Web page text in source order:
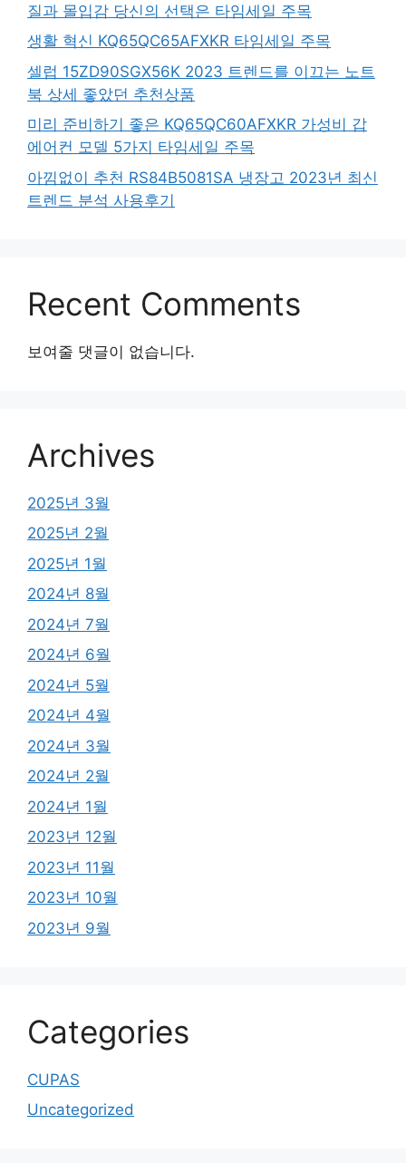
질과 몰입감 당신의 선택은 타임세일 주목
생활 혁신 KQ65QC65AFXKR 타임세일 주목
셀럽 15ZD90SGX56K 2023 트렌드를 이끄는 노트
북 상세 좋았던 추천상품
미리 준비하기 좋은 KQ65QC60AFXKR 가성비 갑
에어컨 모델 5가지 타임세일 주목
아낌없이 추천 RS84B5081SA 냉장고 2023년 최신
트렌드 분석 사용후기
Recent Comments
보여줄 댓글이 없습니다.
Archives
2025년 3월
2025년 2월
2025년 1월
2024년 8월
2024년 7월
2024년 6월
2024년 5월
2024년 4월
2024년 3월
2024년 2월
2024년 1월
2023년 12월
2023년 11월
2023년 10월
2023년 9월
Categories
CUPAS
Uncategorized